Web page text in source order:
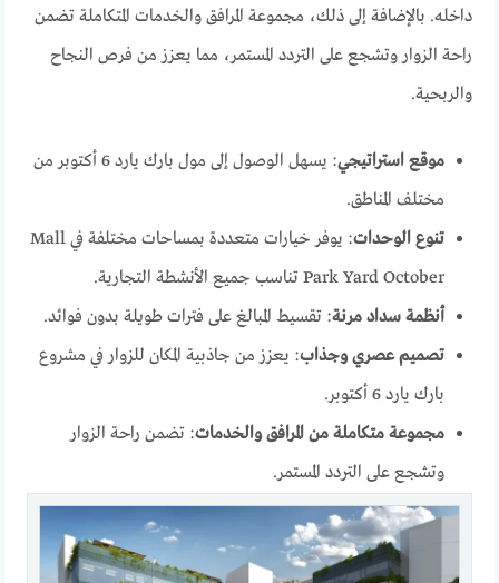
داخله. بالإضافة إلى ذلك، مجموعة المرافق والخدمات المتكاملة تضمن
راحة الزوار وتشجع على التردد المستمر، مما يعزز من فرص النجاح
والربحية.
موقع استراتيجي
: يسهل الوصول إلى مول بارك يارد 6 أكتوبر من
مختلف المناطق.
تنوع الوحدات
: يوفر خيارات متعددة بمساحات مختلفة في Mall
Park Yard October تناسب جميع الأنشطة التجارية.
أنظمة سداد مرنة: تقسيط المبالغ على فترات طويلة بدون فوائد.
تصميم عصري وجذاب: يعزز من جاذبية المكان للزوار في مشروع
بارك يارد 6 أكتوبر.
مجموعة متكاملة من المرافق والخدمات: تضمن راحة الزوار
وتشجع على التردد المستمر.